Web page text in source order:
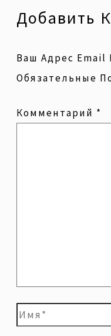
Добавить
Ваш Адрес Email
Обязательные
Комментарий *